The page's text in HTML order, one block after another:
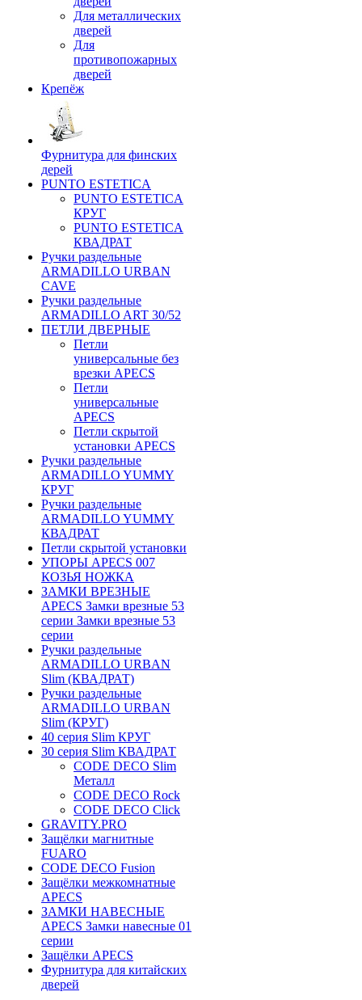
Для металлических
дверей
Для
противопожарных
дверей
Крепёж
Фурнитура для финских
дерей
PUNTO ESTETICA
PUNTO ESTETICA
КРУГ
PUNTO ESTETICA
КВАДРАТ
Ручки раздельные
ARMADILLO URBAN
CAVE
Ручки раздельные
ARMADILLO ART 30/52
ПЕТЛИ ДВЕРНЫЕ
Петли
универсальные без
врезки APECS
Петли
универсальные
APECS
Петли скрытой
установки APECS
Ручки раздельные
ARMADILLO YUMMY
КРУГ
Ручки раздельные
ARMADILLO YUMMY
КВАДРАТ
Петли скрытой установки
УПОРЫ APECS 007
КОЗЬЯ НОЖКА
ЗАМКИ ВРЕЗНЫЕ
APECS Замки врезные 53
серии Замки врезные 53
серии
Ручки раздельные
ARMADILLO URBAN
Slim (КВАДРАТ)
Ручки раздельные
ARMADILLO URBAN
Slim (КРУГ)
40 серия Slim КРУГ
30 серия Slim КВАДРАТ
CODE DECO Slim
Металл
CODE DECO Rock
CODE DECO Click
GRAVITY.PRO
Защёлки магнитные
FUARO
CODE DECO Fusion
Защёлки межкомнатные
APECS
ЗАМКИ НАВЕСНЫЕ
APECS Замки навесные 01
серии
Защёлки APECS
Фурнитура для китайских
дверей